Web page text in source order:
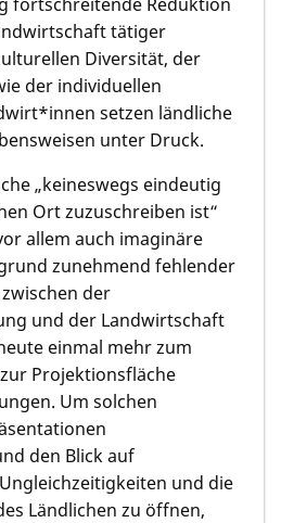
tätiger
Diversität, der
der individuellen
setzen ländliche
unter Druck.
„keineswegs eindeutig
Ort zuzuschreiben ist“
allem auch imaginäre
zunehmend fehlender
der
und der Landwirtschaft
einmal mehr zum
Projektionsfläche
Um solchen
den Blick auf
und die
Ländlichen zu öffnen,